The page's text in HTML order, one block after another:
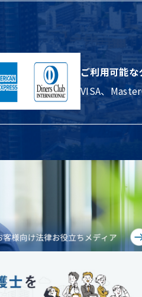
ご利用可能な
VISA、